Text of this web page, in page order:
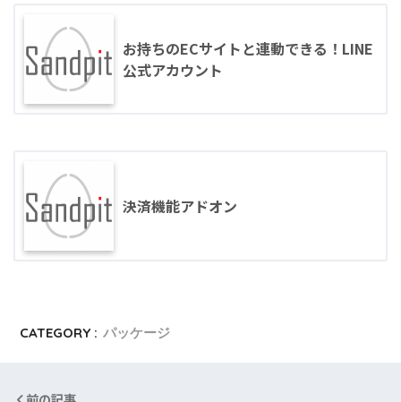
お持ちのECサイトと連動できる！LINE
公式アカウント
決済機能アドオン
CATEGORY : パッケージ